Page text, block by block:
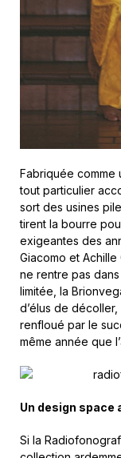
Fabriquée comme
tout particulier
sort des usines
tirent la bourre
exigeantes des
Giacomo et
ne rentre pas
limitée, la
d’élus de
renfloué par le
même année que
Un design space
Si la